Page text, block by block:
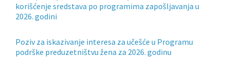
korišćenje sredstava po programima zapošljavanja u
2026. godini
Poziv za iskazivanje interesa za učešće u Programu
podrške preduzetništvu žena za 2026. godinu